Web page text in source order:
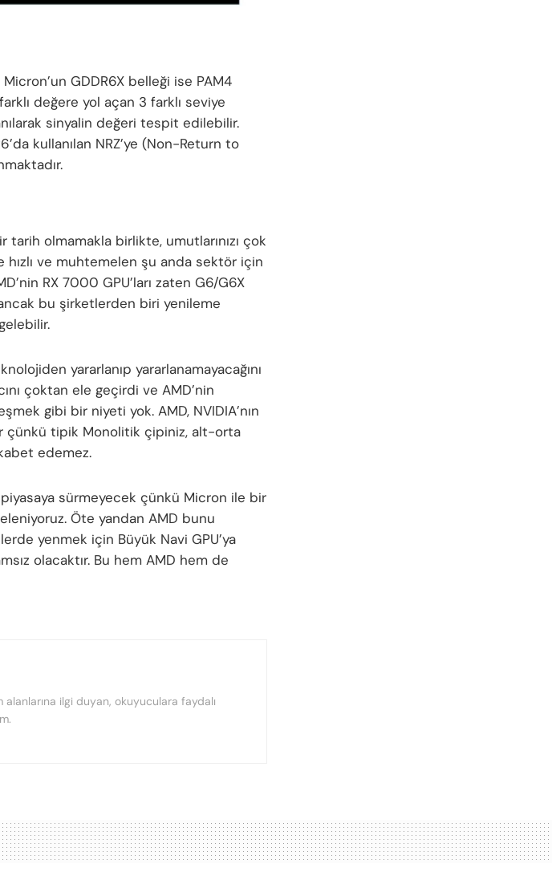
GDDR6X belleği ise PAM4
değere yol açan 3 farklı seviye
sinyalin değeri tespit edilebilir.
kullanılan NRZ’ye (Non-Return to
olmamakla birlikte, umutlarınızı çok
hızlı ve muhtemelen şu anda sektör için
RX 7000 GPU’ları zaten G6/G6X
ancak bu şirketlerden biri yenileme
yararlanıp yararlanamayacağını
çoktan ele geçirdi ve AMD’nin
gibi bir niyeti yok. AMD, NVIDIA’nın
çünkü tipik Monolitik çipiniz, alt-orta
edemez.
piyasaya sürmeyecek çünkü Micron ile bir
Öte yandan AMD bunu
yenmek için Büyük Navi GPU’ya
olacaktır. Bu hem AMD hem de
alanlarına ilgi duyan, okuyuculara faydalı